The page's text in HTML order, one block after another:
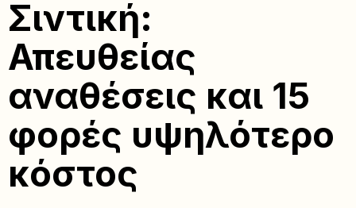
Σιντική:
Απευθείας
αναθέσεις και 15
φορές υψηλότερο
κόστος